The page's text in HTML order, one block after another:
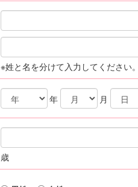
※姓と名を分けて入力してください。
年 月
歳